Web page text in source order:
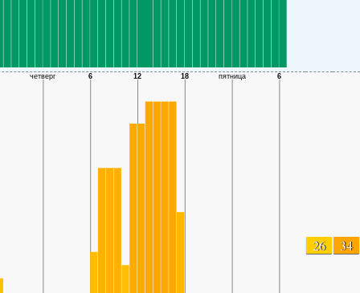
26 34